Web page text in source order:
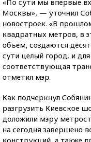
«По сути мы впервые
Москвы», — уточнил
новостроек. «В
квадратных метров, в
объем, создаются
сути целый город, и
соответствующая
отметил мэр.
Как подчеркнул
разгрузить Киевское
доложили мэру
на сегодня завершено
конструкций, а также